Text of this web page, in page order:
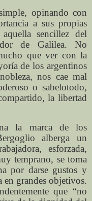
opinando con
a sus propias
sencillez del
de Galilea. No
que ver con la
de los argentinos
nos cae mal
o sabelotodo,
la libertad
la marca de los
alberga un
esforzada,
temprano, se toma
por darse gustos y
en grandes objetivos.
que “no